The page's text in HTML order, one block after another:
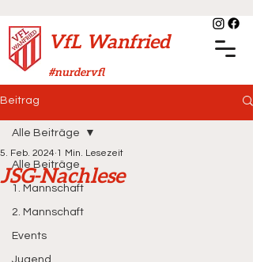
VfL Wanfried
#nurdervfl
Beitrag
Alle Beiträge
1. Mannschaft
2. Mannschaft
Events
Jugend
Alle Beiträge
JSG-Nachlese
5. Feb. 2024 1 Min. Lesezeit